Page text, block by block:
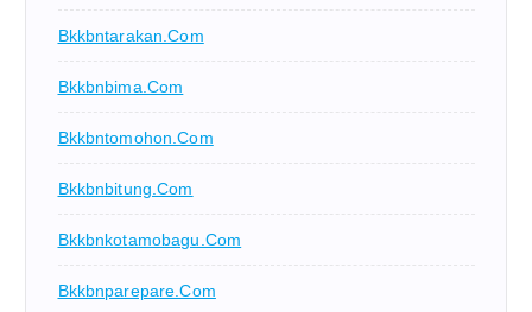
Bkkbntarakan.com
Bkkbnbima.com
Bkkbntomohon.com
Bkkbnbitung.com
Bkkbnkotamobagu.com
Bkkbnparepare.com